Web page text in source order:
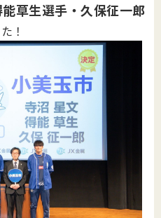
草生選手・久保征一郎
！